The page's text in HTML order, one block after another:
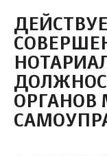
ОРГАНОВ